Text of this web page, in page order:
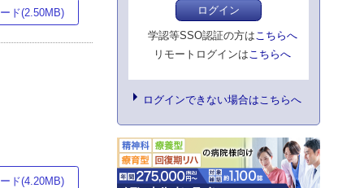
ド(2.50MB)
ド(4.20MB)
ログイン
学認等SSO認証の方はこちらへ
リモートログインはこちらへ
ログインできない場合はこちらへ